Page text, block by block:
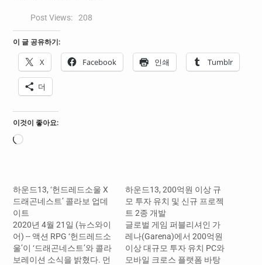
Post Views: 208
이 글 공유하기:
X Facebook 인쇄 Tumblr
더
이것이 좋아요:
로
하운드13, ‘헌드레드소울 X
드래곤네스트’ 콜라보 업데
이트
2020년 4월 21일 (뉴스와이
어) -- 액션 RPG ‘헌드레드소
울’이 ‘드래곤네스트’와 콜라
보레이션 소식을 밝혔다. 먼
하운드13, 200억원 이상 규
모 투자 유치 및 신규 프로젝
트 2종 개발
글로벌 게임 퍼블리셔인 가
레나(Garena)에서 200억원
이상 대규모 투자 유치 PC와
모바일 크로스 플랫폼 바탕